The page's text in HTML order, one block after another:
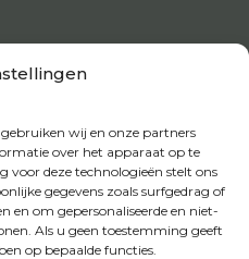
wij en onze partners
over het apparaat op te
voor deze technologieën stelt ons
gegevens zoals surfgedrag of
en om gepersonaliseerde en niet-
Als u geen toestemming geeft
op bepaalde functies.